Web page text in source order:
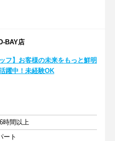
BAY店
フ】お客様の未来をもっと鮮明
躍中！未経験OK
時間以上
ート